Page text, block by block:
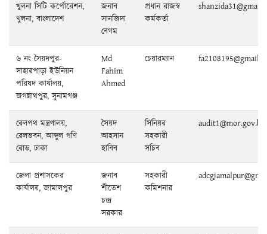
খুলনা সিটি কর্পোরেশন,
খুলনা, বাংলাদেশ
জনাব
সানজিদা
বেগম
প্রধান রাজস্ব
কর্মকর্তা
৬ নং সৈয়দপুর-
সাহারপাড়া ইউনিয়ন
পরিষদ কার্যালয়,
জগন্নাথপুর, সুনামগঞ্জ
Md
Fahim
Ahmed
চেয়ারম্যান
রেলপথ মন্ত্রণালয়,
রেলভবন, আব্দুল গণি
রোড, ঢাকা
সৈয়দ
আহসান
হাবিব
সিনিয়র
সহকারী
সচিব
audit1@mor.gov.bd
জেলা প্রশাসকের
কার্যালয়, জামালপুর
জনাব
শীতেশ
চন্দ্র
সরকার
সহকারী
কমিশনার